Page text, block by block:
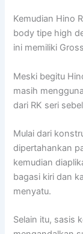
Kemudian Hino
body tipe high
ini memiliki
Meski begitu
masih
dari RK seri
Mulai dari
dipertahankan
kemudian
bagasi kiri dan
menyatu.
Selain itu, sasis